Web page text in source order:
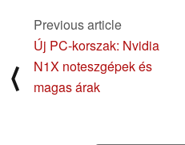
⟨
Previous article
Új PC-korszak: Nvidia
N1X noteszgépek és
magas árak